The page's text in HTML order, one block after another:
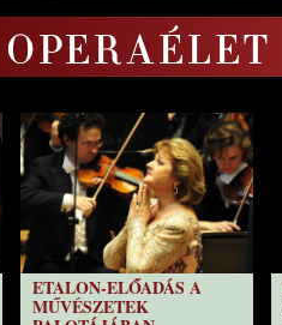
ETALON-ELŐADÁS A
MŰVÉSZETEK